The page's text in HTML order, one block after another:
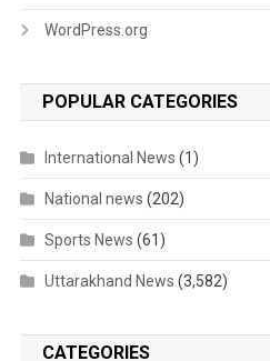
WordPress.org
POPULAR CATEGORIES
International News (1)
National news (202)
Sports News (61)
Uttarakhand News (3,582)
CATEGORIES